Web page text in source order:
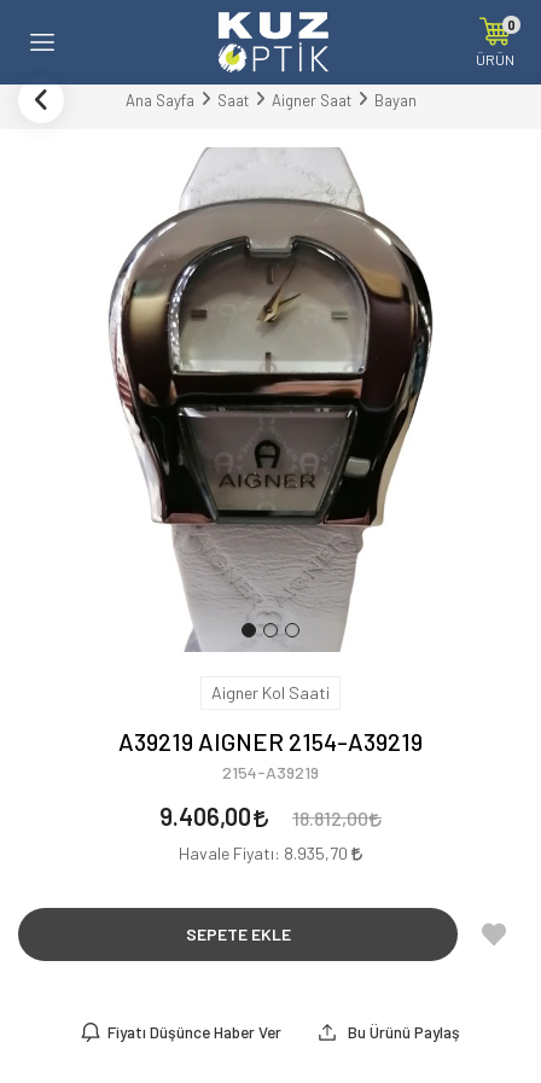
0
ÜRÜN
Ana Sayfa Saat Aigner Saat Bayan
Aigner Kol Saati
A39219 AIGNER 2154-A39219
2154-A39219
9.406,00 18.812,00
Havale Fiyatı: 8.935,70
SEPETE EKLE
Fiyatı Düşünce Haber Ver Bu Ürünü Paylaş